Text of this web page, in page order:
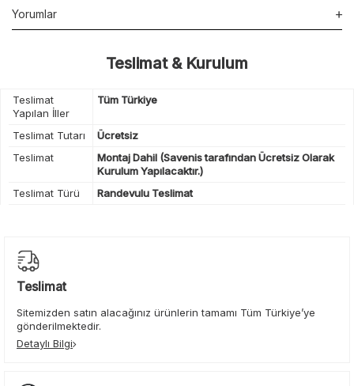
Yorumlar
Teslimat & Kurulum
Teslimat
Yapılan İller
Tüm Türkiye
Teslimat Tutarı
Ücretsiz
Teslimat
Montaj Dahil (Savenis tarafından Ücretsiz Olarak
Kurulum Yapılacaktır.)
Teslimat Türü
Randevulu Teslimat
Teslimat
Sitemizden satın alacağınız ürünlerin tamamı Tüm Türkiye’ye
gönderilmektedir.
Detaylı Bilgi